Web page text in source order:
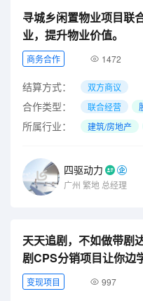
寻城乡闲置物业项目联
业，提升物业价值。
商务合作 1472
结算方式： 双方商议
合作类型： 联合经营
所属行业： 建筑/房地产
四驱动力
广州 繁地 总经理
天天追剧，不如做带剧
剧CPS分销项目让你边
变现项目 997